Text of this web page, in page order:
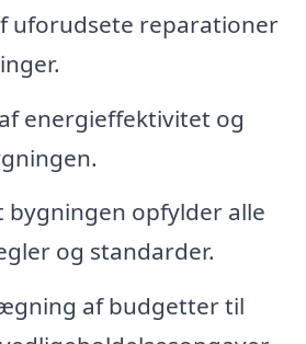
uforudsete reparationer
energieffektivitet og
bygningen opfylder alle
og standarder.
af budgetter til